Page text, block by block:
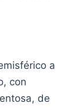
a
con
de